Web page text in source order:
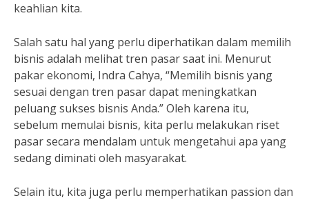
keahlian kita.
Salah satu hal yang perlu diperhatikan dalam memilih
bisnis adalah melihat tren pasar saat ini. Menurut
pakar ekonomi, Indra Cahya, “Memilih bisnis yang
sesuai dengan tren pasar dapat meningkatkan
peluang sukses bisnis Anda.” Oleh karena itu,
sebelum memulai bisnis, kita perlu melakukan riset
pasar secara mendalam untuk mengetahui apa yang
sedang diminati oleh masyarakat.
Selain itu, kita juga perlu memperhatikan passion dan